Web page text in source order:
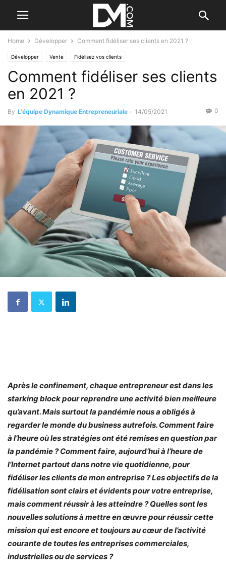
Home Développer Comment fidéliser ses clients en 2021 ?
Développer Vente Fidélisez vos clients
Comment fidéliser ses clients
en 2021 ?
By L'équipe Dynamique Entrepreneuriale - 14/05/2021 0
Après le confinement, chaque entrepreneur est dans les
starking block pour reprendre une activité bien meilleure
qu’avant. Mais surtout la pandémie nous a obligés à
regarder le monde du business autrefois. Comment faire
à l’heure où les stratégies ont été remises en question par
la pandémie ? Comment faire, aujourd’hui à l’heure de
l’Internet partout dans notre vie quotidienne, pour
fidéliser les clients de mon entreprise ? Les objectifs de la
fidélisation sont clairs et évidents pour votre entreprise,
mais comment réussir à les atteindre ? Quelles sont les
nouvelles solutions à mettre en œuvre pour réussir cette
mission qui est encore et toujours au cœur de l’activité
courante de toutes les entreprises commerciales,
industrielles ou de services ?